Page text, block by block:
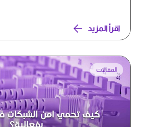
اقرأ المزيد
المقالات